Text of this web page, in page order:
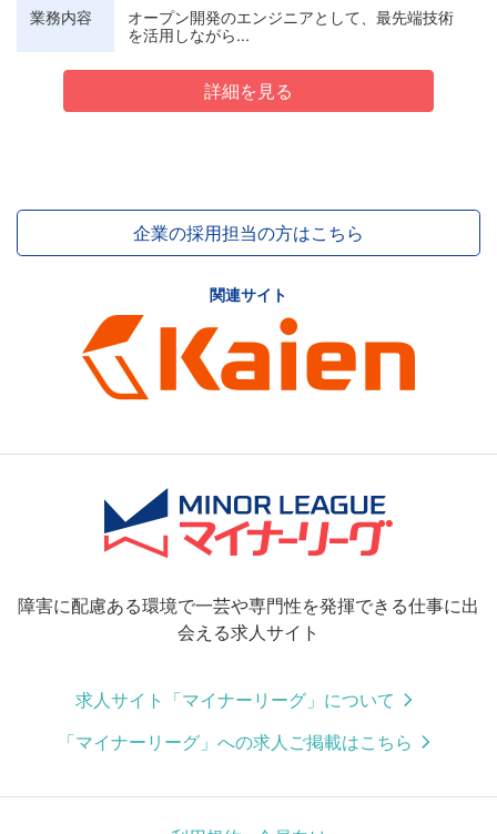
業務内容
オープン開発のエンジニアとして、最先端技術
を活用しながら...
詳細を見る
企業の採用担当の方はこちら
関連サイト
障害に配慮ある環境で一芸や専門性を発揮できる仕事に出
会える求人サイト
求人サイト「マイナーリーグ」について
「マイナーリーグ」への求人ご掲載はこちら